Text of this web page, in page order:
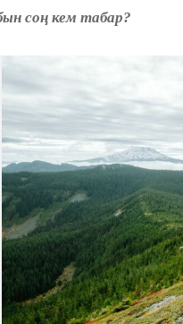
соң кем табар?